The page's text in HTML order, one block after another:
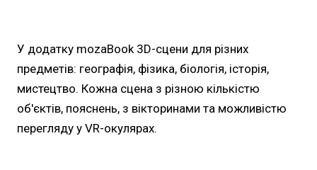
У додатку mozaBook 3D-сцени для різних
предметів: географія, фізика, біологія, історія,
мистецтво. Кожна сцена з різною кількістю
об'єктів, пояснень, з вікторинами та можливістю
перегляду у VR-окулярах.